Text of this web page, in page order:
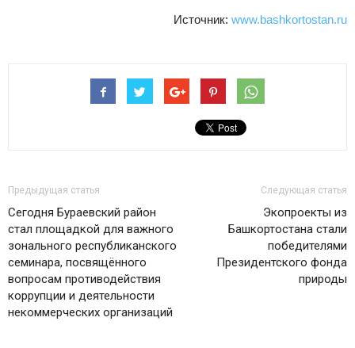
Источник: www.bashkortostan.ru
Предыдущая статья
Сегодня Бураевский район
стал площадкой для важного
зонального республиканского
семинара, посвящённого
вопросам противодействия
коррупции и деятельности
некоммерческих организаций
Следующая статья
Экопроекты из
Башкортостана стали
победителями
Президентского фонда
природы